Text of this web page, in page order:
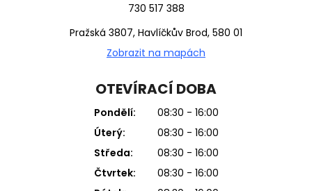
730 517 388
Pražská 3807, Havlíčkův Brod, 580 01
Zobrazit na mapách
OTEVÍRACÍ DOBA
Pondělí:
08:30 - 16:00
Úterý:
08:30 - 16:00
Středa:
08:30 - 16:00
Čtvrtek:
08:30 - 16:00